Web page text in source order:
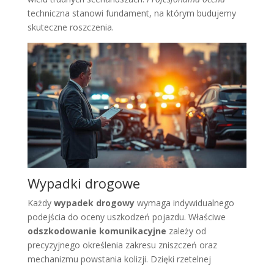
techniczna stanowi fundament, na którym budujemy
skuteczne roszczenia.
Wypadki drogowe
Każdy wypadek drogowywymaga indywidualnego
podejścia do oceny uszkodzeń pojazdu. Właściwe
odszkodowanie komunikacyjne zależy od
precyzyjnego określenia zakresu zniszczeń oraz
mechanizmu powstania kolizji. Dzięki rzetelnej